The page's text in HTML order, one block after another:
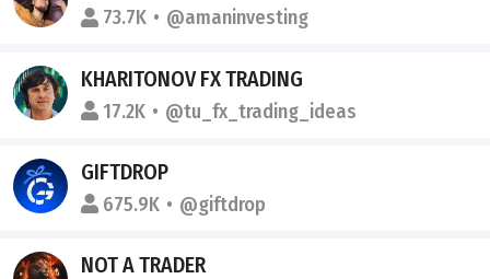
73.7K @amaninvesting
KHARITONOV FX TRADING
17.2K @tu_fx_trading_ideas
GIFTDROP
675.9K @giftdrop
NOT A TRADER